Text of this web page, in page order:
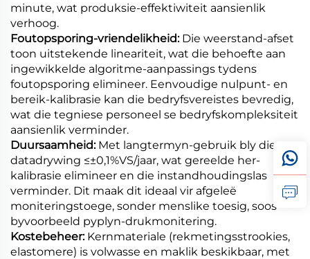
minute, wat produksie-effektiwiteit aansienlik
verhoog.
Foutopsporing-vriendelikheid: Die weerstand-afset
toon uitstekende lineariteit, wat die behoefte aan
ingewikkelde algoritme-aanpassings tydens
foutopsporing elimineer. Eenvoudige nulpunt- en
bereik-kalibrasie kan die bedryfsvereistes bevredig,
wat die tegniese personeel se bedryfskompleksiteit
aansienlik verminder.
Duursaamheid: Met langtermyn-gebruik bly die
datadrywing ≤±0,1%VS/jaar, wat gereelde her-
kalibrasie elimineer en die instandhoudingslas
verminder. Dit maak dit ideaal vir afgeleë
moniteringstoege, sonder menslike toesig, soos
byvoorbeeld pyplyn-drukmonitering.
Kostebeheer: Kernmateriale (rekmetingsstrookies,
elastomere) is volwasse en maklik beskikbaar, met